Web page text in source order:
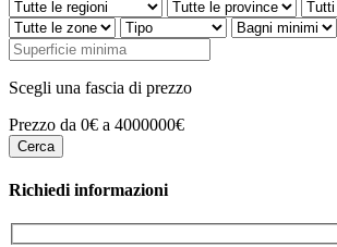
Scegli una fascia di prezzo
Prezzo da 0€ a 4000000€
Richiedi informazioni